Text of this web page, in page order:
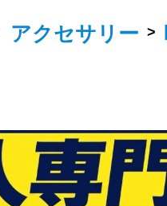
アクセサリー >